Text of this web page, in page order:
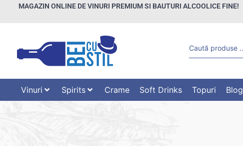
MAGAZIN ONLINE DE VINURI PREMIUM SI BAUTURI ALCOOLICE FINE!
Vinuri Spirits Crame Soft Drinks Topuri Blog